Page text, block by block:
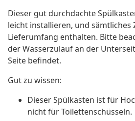
Dieser gut durchdachte
leicht installieren, und sämtliches
Lieferumfang enthalten. Bitte
der Wasserzulauf an der
Seite befindet.
Gut zu wissen:
Dieser Spülkasten ist für
nicht für Toilettenschüsseln.